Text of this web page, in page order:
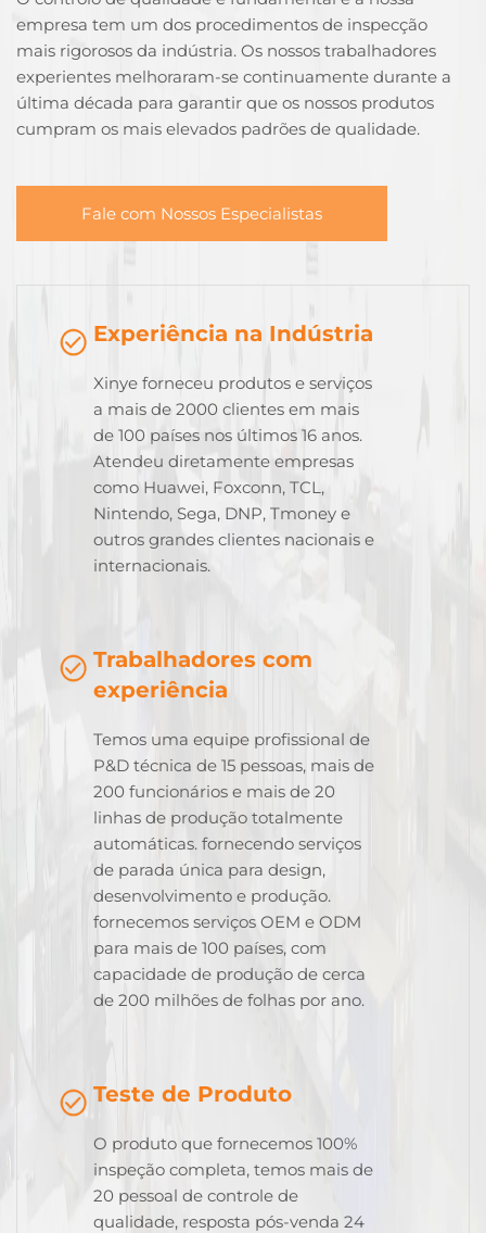
empresa tem um dos procedimentos de inspecção
mais rigorosos da indústria. Os nossos trabalhadores
experientes melhoraram-se continuamente durante a
última década para garantir que os nossos produtos
cumpram os mais elevados padrões de qualidade.
Fale com Nossos Especialistas
Experiência na Indústria
Xinye forneceu produtos e serviços
a mais de 2000 clientes em mais
de 100 países nos últimos 16 anos.
Atendeu diretamente empresas
como Huawei, Foxconn, TCL,
Nintendo, Sega, DNP, Tmoney e
outros grandes clientes nacionais e
internacionais.
Trabalhadores com
experiência
Temos uma equipe profissional de
P&D técnica de 15 pessoas, mais de
200 funcionários e mais de 20
linhas de produção totalmente
automáticas. fornecendo serviços
de parada única para design,
desenvolvimento e produção.
fornecemos serviços OEM e ODM
para mais de 100 países, com
capacidade de produção de cerca
de 200 milhões de folhas por ano.
Teste de Produto
O produto que fornecemos 100%
inspeção completa, temos mais de
20 pessoal de controle de
qualidade, resposta pós-venda 24